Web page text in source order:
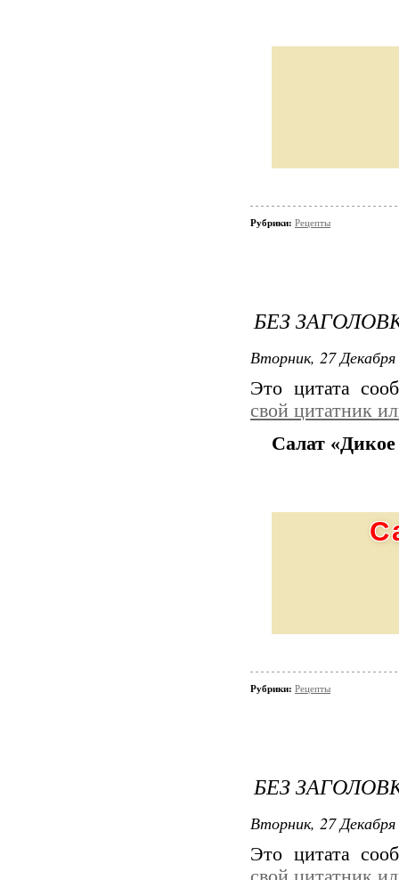
Рубрики: Рецепты
БЕЗ
Вторник, 27
Это цитата
свой цитатник
Салат «Дикое
Рубрики: Рецепты
БЕЗ
Вторник, 27
Это цитата